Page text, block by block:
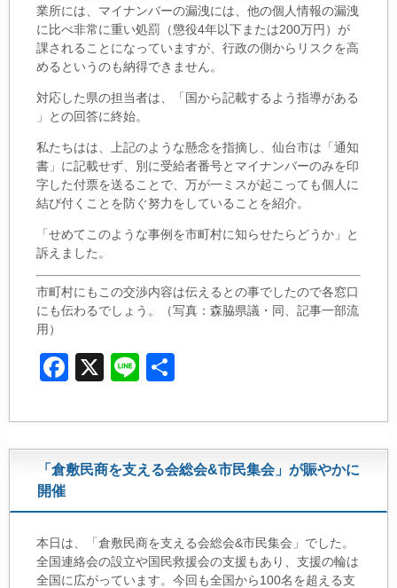
業所には、マイナンバーの漏洩には、他の個人情報の漏洩
に比べ非常に重い処罰（懲役4年以下または200万円）が
課されることになっていますが、行政の側からリスクを高
めるというのも納得できません。
対応した県の担当者は、「国から記載するよう指導がある
」との回答に終始。
私たちはは、上記のような懸念を指摘し、仙台市は「通知
書」に記載せず、別に受給者番号とマイナンバーのみを印
字した付票を送ることで、万が一ミスが起こっても個人に
結び付くことを防ぐ努力をしているこ とを紹介。
「せめてこのような事例を市町村に知らせたら どうか」と
訴えました。
市町村にもこの交渉内容は伝えるとの事でしたので各窓口
にも伝わるでしょう。（写真：森脇県議・同、記事一部流
用）
F
c
e
b
o
o
k
X
Li
e
「倉敷民商を支える会総会&市民集会」が賑やかに
開催
本日は、「倉敷民商を支える会総会&市民集会」でした。
全国連絡会の設立や国民救援会の支援もあり、支援の輪は
全国に広がっています。今回も全国から100名を超える支